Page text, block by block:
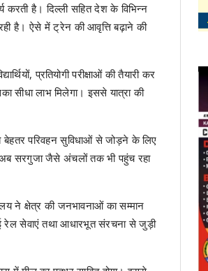
करती है। दिल्ली सहित देश के विभिन्न
है। ऐसे में ट्रेन की आवृत्ति बढ़ाने की
प्रतियोगी परीक्षाओं की तैयारी कर
सीधा लाभ मिलेगा। इससे यात्रा की
परिवहन सुविधाओं से जोड़ने के लिए
अब सरगुजा जैसे अंचलों तक भी पहुंच रहा
ने क्षेत्र की जनभावनाओं का सम्मान
रेल सेवाएं तथा आधारभूत संरचना से जुड़ी